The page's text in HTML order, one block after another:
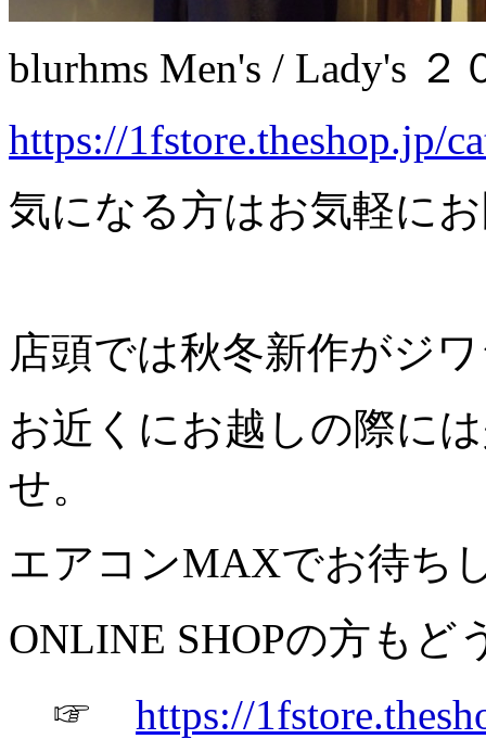
blurhms Men's / Lady's
https://1fstore.theshop.jp/
気になる方はお気軽に
店頭では秋冬新作がジ
お近くにお越しの際に
せ。
エアコンMAXでお待ち
ONLINE SHOPの方も
☞ https://